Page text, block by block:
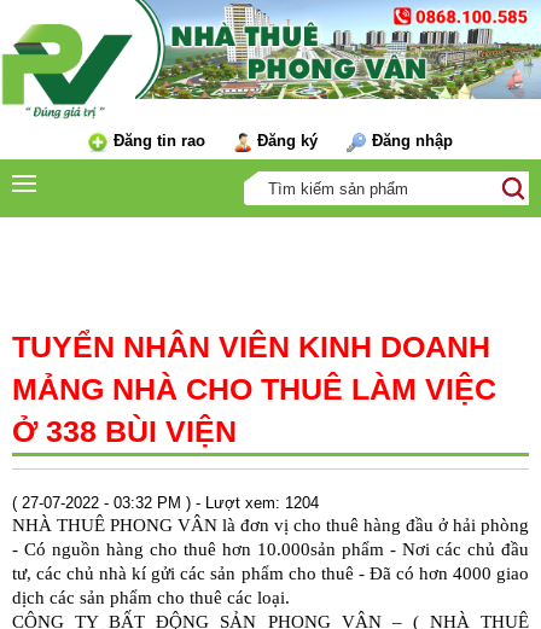
Đăng tin rao Đăng ký Đăng nhập
TUYỂN NHÂN VIÊN KINH DOANH
MẢNG NHÀ CHO THUÊ LÀM VIỆC
Ở 338 BÙI VIỆN
( 27-07-2022 - 03:32 PM ) - Lượt xem: 1204
NHÀ THUÊ PHONG VÂN là đơn vị cho thuê hàng đầu ở hải phòng
- Có nguồn hàng cho thuê hơn 10.000sản phẩm - Nơi các chủ đầu
tư, các chủ nhà kí gửi các sản phẩm cho thuê - Đã có hơn 4000 giao
dịch các sản phẩm cho thuê các loại.
CÔNG TY BẤT ĐỘNG SẢN PHONG VÂN – ( NHÀ THUÊ